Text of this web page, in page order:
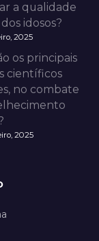
a qualidade
idosos?
2025
os principais
científicos
no combate
2025